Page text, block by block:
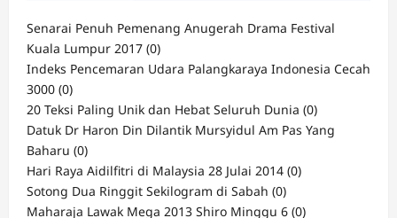
Senarai Penuh Pemenang Anugerah Drama Festival
Kuala Lumpur 2017 (0)
Indeks Pencemaran Udara Palangkaraya Indonesia Cecah
3000 (0)
20 Teksi Paling Unik dan Hebat Seluruh Dunia (0)
Datuk Dr Haron Din Dilantik Mursyidul Am Pas Yang
Baharu (0)
Hari Raya Aidilfitri di Malaysia 28 Julai 2014 (0)
Sotong Dua Ringgit Sekilogram di Sabah (0)
Maharaja Lawak Mega 2013 Shiro Minggu 6 (0)